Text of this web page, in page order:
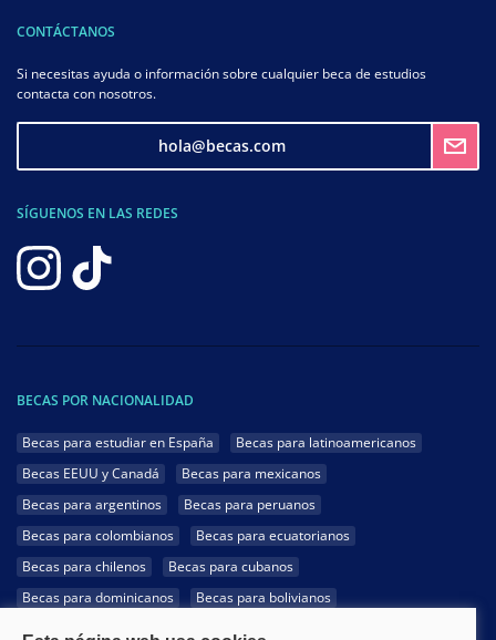
CONTÁCTANOS
Si necesitas ayuda o información sobre cualquier beca de estudios
contacta con nosotros.
hola@becas.com
SÍGUENOS EN LAS REDES
BECAS POR NACIONALIDAD
Becas para estudiar en España
Becas para latinoamericanos
Becas EEUU y Canadá
Becas para mexicanos
Becas para argentinos
Becas para peruanos
Becas para colombianos
Becas para ecuatorianos
Becas para chilenos
Becas para cubanos
Becas para dominicanos
Becas para bolivianos